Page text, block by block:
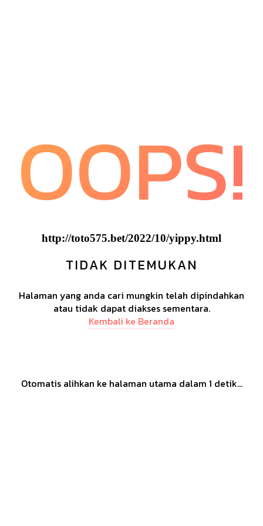
OOPS!
http://toto575.bet/2022/10/yippy.html
TIDAK DITEMUKAN
Halaman yang anda cari mungkin telah dipindahkan
atau tidak dapat diakses sementara.
Kembali ke Beranda
Otomatis alihkan ke halaman utama dalam 1 detik...